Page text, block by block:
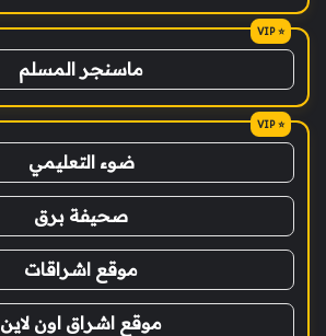
ماسنجر المسلم
ضوء التعليمي
صحيفة برق
موقع اشراقات
موقع اشراق اون لاين